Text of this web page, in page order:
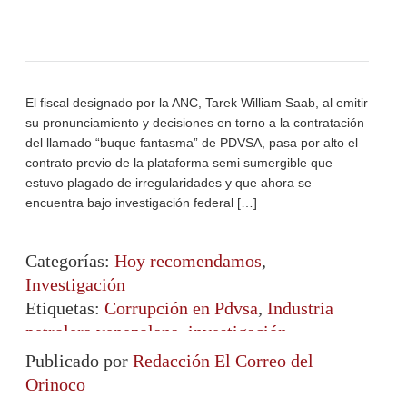
El fiscal designado por la ANC, Tarek William Saab, al emitir
su pronunciamiento y decisiones en torno a la contratación
del llamado “buque fantasma” de PDVSA, pasa por alto el
contrato previo de la plataforma semi sumergible que
estuvo plagado de irregularidades y que ahora se
encuentra bajo investigación federal […]
Categorías: Hoy recomendamos,
Investigación
Etiquetas: Corrupción en Pdvsa, Industria
petrolera venezolana investigación
Publicado por Redacción El Correo del
Orinoco